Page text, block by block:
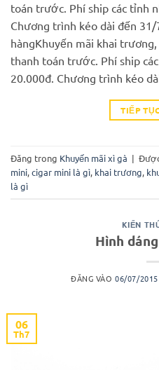
toán trước. Phí ship các tỉnh
Chương trình kéo dài đến
hàngKhuyến mãi khai
thanh toán trước. Phí ship
20.000đ. Chương trình kéo
TIẾP
Đăng trong Khuyến mãi xì gà |
mini,cigar mini là gì, khai trương,
là gì
KIẾN
Hình
ĐĂNG VÀO06/07/2015
06
Th7